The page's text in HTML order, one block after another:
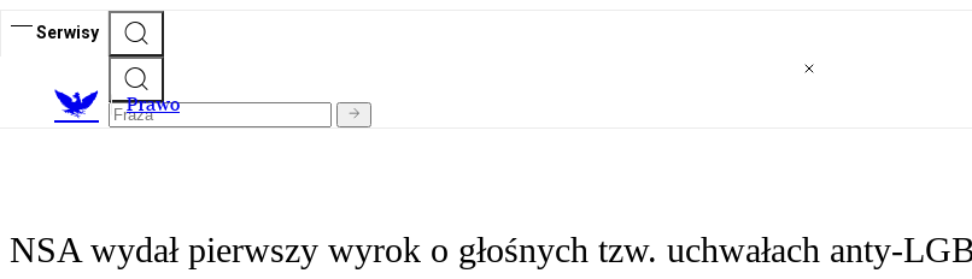
Serwisy
Prawo
NSA wydał pierwszy wyrok o głośnych tzw. uchwałach anty-